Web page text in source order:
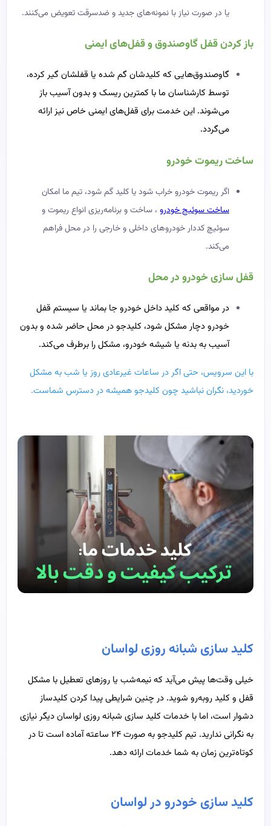
یا در صورت نیاز با نمونه‌های جدید و ضدسرقت تعویض می‌کنند.
باز کردن قفل گاوصندوق و قفل‌های ایمنی
گاوصندوق‌هایی که کلیدشان گم شده یا قفلشان گیر کرده،
توسط کارشناسان ما با کمترین ریسک و بدون آسیب باز
می‌شوند. این خدمت برای قفل‌های ایمنی خاص نیز ارائه
می‌گردد.
ساخت ریموت خودرو
اگر ریموت خودرو خراب شود یا کلید گم شود، تیم ما امکان
ساخت سوئیج خودرو ، ساخت و برنامه‌ریزی انواع ریموت و
سوئیچ کددار خودروهای داخلی و خارجی را در محل فراهم
می‌کند.
قفل سازی خودرو در محل
در مواقعی که کلید داخل خودرو جا بماند یا سیستم قفل
خودرو دچار مشکل شود، کلیدجو در محل حاضر شده و بدون
آسیب به بدنه یا شیشه خودرو، مشکل را برطرف می‌کند.
با این سرویس، حتی اگر در ساعات غیرعادی روز یا شب به مشکل
خوردید، نگران نباشید چون کلیدجو همیشه در دسترس شماست.
کلید سازی شبانه روزی لواسان
خیلی وقت‌ها پیش می‌آید که نیمه‌شب یا روزهای تعطیل با مشکل
قفل و کلید روبه‌رو شوید. در چنین شرایطی پیدا کردن کلیدساز
دشوار است، اما با خدمات کلید سازی شبانه روزی لواسان دیگر نیازی
به نگرانی ندارید. تیم کلیدجو به صورت ۲۴ ساعته آماده است تا در
کوتاه‌ترین زمان به شما خدمات ارائه دهد.
کلید سازی خودرو در لواسان